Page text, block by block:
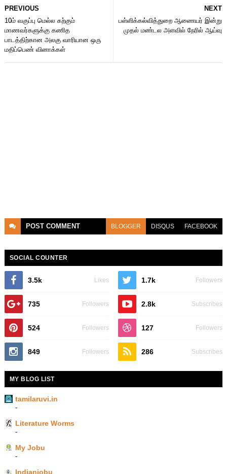
NEXT
பள்ளிக்கல்வித்துறை ஆணையர் இன்று
முதல் மண்டல அளவில் நேரில் ஆய்வு
PREVIOUS
10ம் வகுப்பு மெல்ல கற்கும்
மாணவர்களுக்கு கணித
பாடத்திற்கான அலகு வாரியான ஒரு
மதிப்பெண் வினாக்கள்
POST COMMENT BLOGGER DISQUS FACEBOOK
SOCIAL COUNTER
3.5k Likes 1.7k Followers
735 Followers 2.8k Subscribes
524 Followers 127 Followers
849 Followers 286 Subscribes
MY BLOG LIST
tamilaruvi.in
-
Literature Worms
-
My Jobu
-
Indianjobu